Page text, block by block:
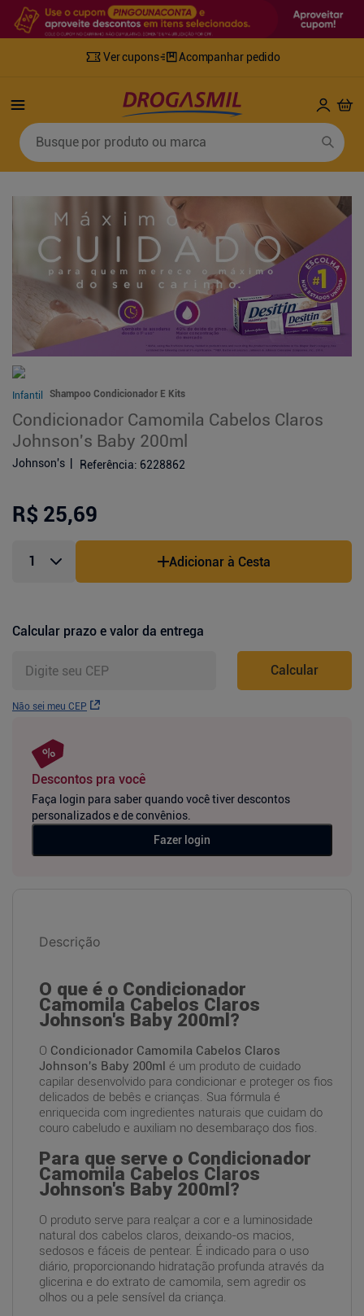
Ver cupons Acompanhar pedido
Busque por produto ou marca
Infantil Shampoo Condicionador E Kits
Condicionador Camomila Cabelos Claros
Johnson's Baby 200ml
Johnson's Referência: 6228862
R$ 25,69
Adicionar à Cesta
Calcular prazo e valor da entrega
Não sei meu CEP
Calcular
Descontos pra você
Faça login para saber quando você tiver descontos
personalizados e de convênios.
Fazer login
Descrição
O que é o Condicionador
Camomila Cabelos Claros
Johnson's Baby 200ml?
O Condicionador Camomila Cabelos Claros
Johnson's Baby 200ml é um produto de cuidado
capilar desenvolvido para condicionar e proteger os fios
delicados de bebês e crianças. Sua fórmula é
enriquecida com ingredientes naturais que cuidam do
couro cabeludo e auxiliam no desembaraço dos fios.
Para que serve o Condicionador
Camomila Cabelos Claros
Johnson's Baby 200ml?
O produto serve para realçar a cor e a luminosidade
natural dos cabelos claros, deixando-os macios,
sedosos e fáceis de pentear. É indicado para o uso
diário, proporcionando hidratação profunda através da
glicerina e do extrato de camomila, sem agredir os
olhos ou a pele sensível da criança.
Termos mais buscados
retinol
4º
mounjaro
fralda geriatrica
8
9º
fralda xg
10
shampoo